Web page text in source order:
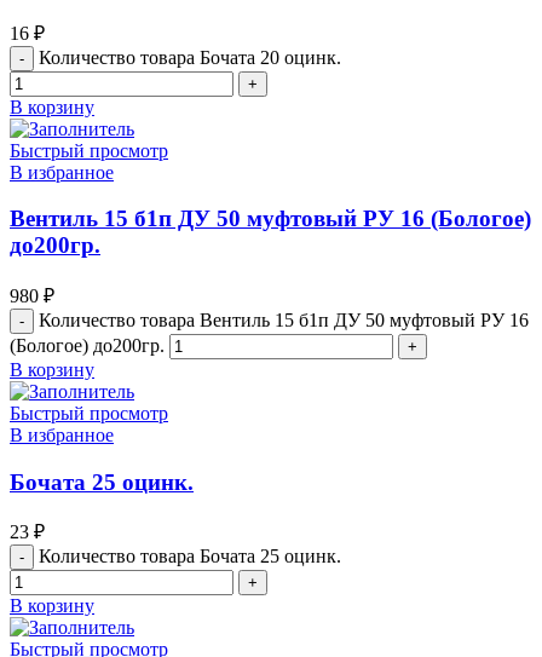
16 ₽
Количество товара Бочата 20 оцинк.
В корзину
Быстрый просмотр
В избранное
Вентиль 15 б1п ДУ 50 муфтовый РУ 16 (Бологое)
до200гр.
980 ₽
Количество товара Вентиль 15 б1п ДУ 50 муфтовый РУ 16
(Бологое) до200гр.
В корзину
Быстрый просмотр
В избранное
Бочата 25 оцинк.
23 ₽
Количество товара Бочата 25 оцинк.
В корзину
Быстрый просмотр